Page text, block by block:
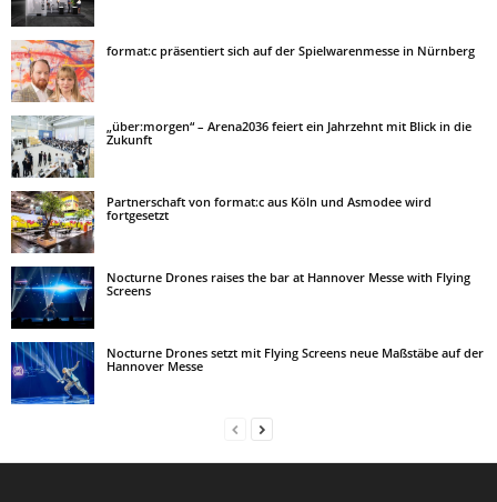
format:c präsentiert sich auf der Spielwarenmesse in Nürnberg
„über:morgen“ – Arena2036 feiert ein Jahrzehnt mit Blick in die
Zukunft
Partnerschaft von format:c aus Köln und Asmodee wird
fortgesetzt
Nocturne Drones raises the bar at Hannover Messe with Flying
Screens
Nocturne Drones setzt mit Flying Screens neue Maßstäbe auf der
Hannover Messe